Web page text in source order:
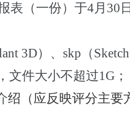
表（一份）于4月 30
3D）、 skp （
文件大小不超过1G ；
绍（应反映评分主要